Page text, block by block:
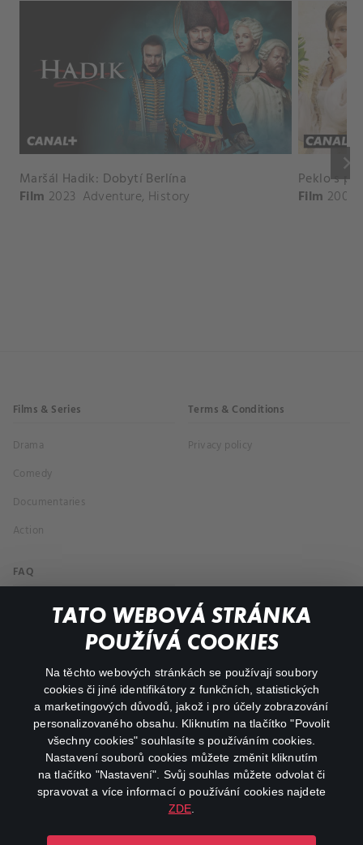
TATO WEBOVÁ STRÁNKA
POUŽÍVÁ COOKIES
Na těchto webových stránkách se používají soubory
cookies či jiné identifikátory z funkčních, statistických
a marketingových důvodů, jakož i pro účely zobrazování
personalizovaného obsahu. Kliknutím na tlačítko "Povolit
všechny cookies" souhlasíte s používáním cookies.
Nastavení souborů cookies můžete změnit kliknutím
na tlačítko "Nastavení". Svůj souhlas můžete odvolat či
spravovat a více informací o používání cookies najdete
ZDE
keyboard_arrow_right
Maršál Hadik: Dobytí Berlína
Film 2023 Adventure, History
Peklo s
Film 2009
Films & Series
Drama
Comedy
Documentaries
Action
Terms & Conditions
Privacy policy
FAQ
My profile
facebookinstagram
youtube